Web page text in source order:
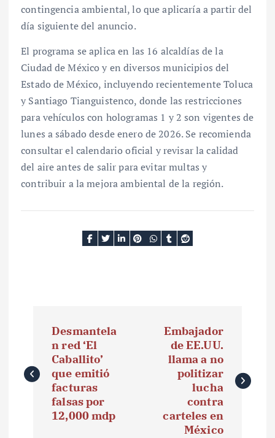
contingencia ambiental, lo que aplicaría a partir del
día siguiente del anuncio.
El programa se aplica en las 16 alcaldías de la
Ciudad de México y en diversos municipios del
Estado de México, incluyendo recientemente Toluca
y Santiago Tianguistenco, donde las restricciones
para vehículos con hologramas 1 y 2 son vigentes de
lunes a sábado desde enero de 2026. Se recomienda
consultar el calendario oficial y revisar la calidad
del aire antes de salir para evitar multas y
contribuir a la mejora ambiental de la región.
v
Desmantela
n red ‘El
Caballito’
que emitió
facturas
falsas por
12,000 mdp
Embajador
de EE.UU.
llama a no
politizar
lucha
contra
carteles en
México